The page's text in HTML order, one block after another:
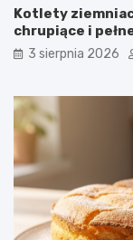
Kotlety
chrupiące i
3 sierpnia 2026